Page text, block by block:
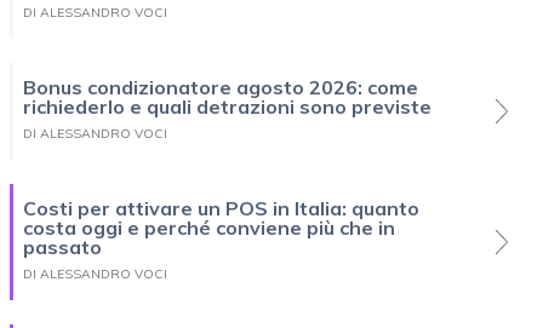
DI ALESSANDRO VOCI
Bonus condizionatore agosto 2026: come
richiederlo e quali detrazioni sono previste
DI ALESSANDRO VOCI
Costi per attivare un POS in Italia: quanto
costa oggi e perché conviene più che in
passato
DI ALESSANDRO VOCI